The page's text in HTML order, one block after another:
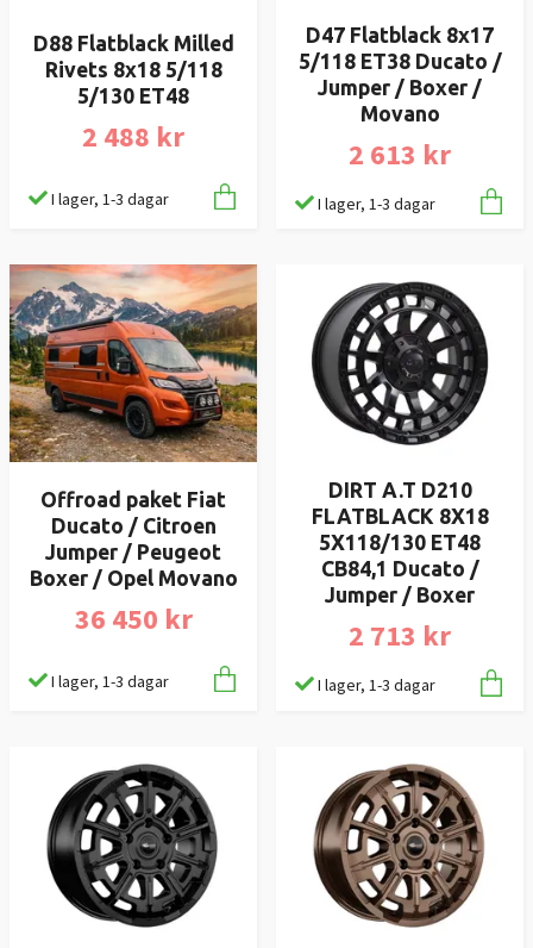
D88 Flatblack Milled
Rivets 8x18 5/118
5/130 ET48
2 488 kr
I lager, 1-3 dagar
D47 Flatblack 8x17
5/118 ET38 Ducato /
Jumper / Boxer /
Movano
2 613 kr
I lager, 1-3 dagar
Offroad paket Fiat
Ducato / Citroen
Jumper / Peugeot
Boxer / Opel Movano
36 450 kr
I lager, 1-3 dagar
DIRT A.T D210
FLATBLACK 8X18
5X118/130 ET48
CB84,1 Ducato /
Jumper / Boxer
2 713 kr
I lager, 1-3 dagar